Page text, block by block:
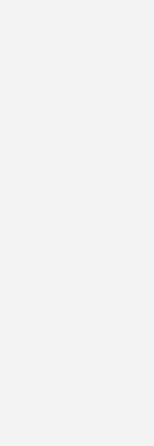
ab
in der
Fokus auf der
Schritten sind die
proaktive
umfassend